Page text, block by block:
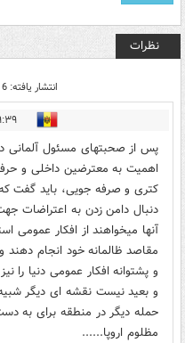
نظرات
انتشار یافته: 6
۰۹:۳۹ -
پس از صحبتهای مسئول آلمانی
اهمیت به معترضین داخلی و
کتری و صرفه جویی، باید گفت
دنبال دامن زدن به اعتراضات
آنها میخواهند از افکار عمومی
مقاصد ظالمانه خود انجام
و بعید نیست نقشه ای دیگر
حمله دیگر در منطقه برای به
مظلوم اروپا......